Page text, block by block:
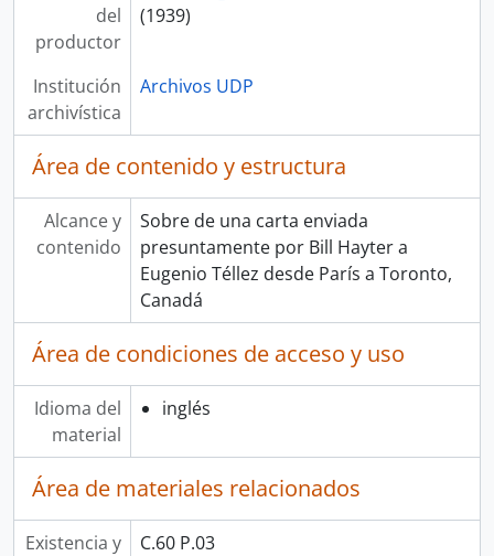
del
productor
(1939)
Institución
archivística
Archivos UDP
Área de contenido y estructura
Alcance y
contenido
Sobre de una carta enviada
presuntamente por Bill Hayter a
Eugenio Téllez desde París a Toronto,
Canadá
Área de condiciones de acceso y uso
Idioma del
material
inglés
Área de materiales relacionados
Existencia y
C.60 P.03